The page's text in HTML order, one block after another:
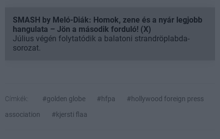
SMASH by Meló-Diák: Homok, zene és a nyár legjobb
hangulata – Jön a második forduló! (X)
Július végén folytatódik a balatoni strandröplabda-
sorozat.
Címkék: #golden globe #hfpa
#hollywood foreign press
association
#kjersti flaa